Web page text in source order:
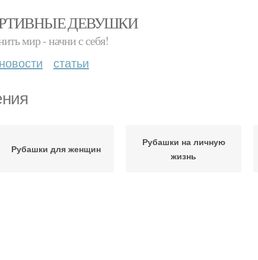
ДЕВУШКИ
мир - начни с себя!
новости статьи
Рубашки для женщин
Рубашки на личную
жизнь